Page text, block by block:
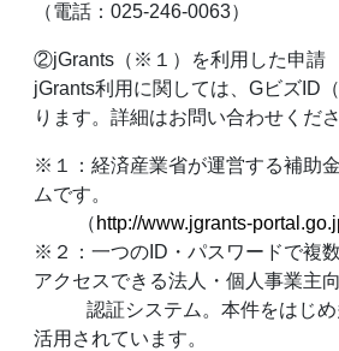
（電話：025-246-0063）
②jGrants（※１）を利用した申請
jGrants利用に関しては、GビズID
ります。詳細はお問い合わせくださ
※１：経済産業省が運営する補助
ムです。
（ http://www.jgrants-
※２：一つのID・パスワードで複
アクセスできる法人・個人事業主
認証システム。本件をはじめ
活用されています。